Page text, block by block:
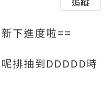
下進度啦==
排抽到DDDDD時